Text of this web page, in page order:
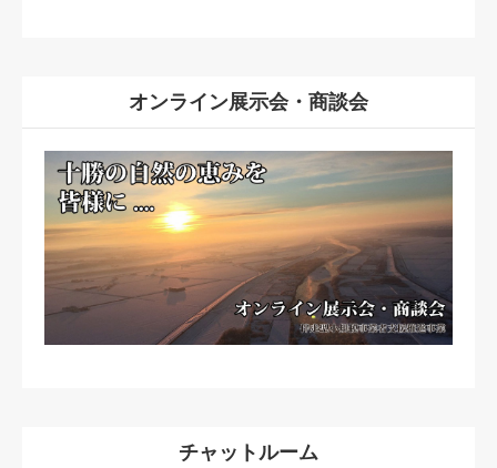
オンライン展示会・商談会
チャットルーム